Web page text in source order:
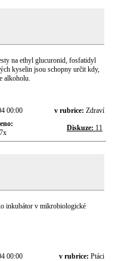
na ethyl glucuronid, fosfatidyl
kyselin jsou schopny určit kdy,
alkoholu.
00:00 v rubrice: Zdraví
Diskuze: 11
inkubátor v mikrobiologické
00:00 v rubrice: Ptáci